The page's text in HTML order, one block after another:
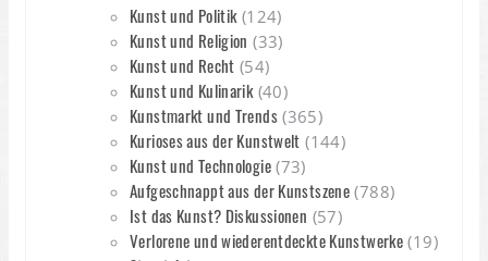
Kunst und Politik(124)
Kunst und Religion (33)
Kunst und Recht (54)
Kunst und Kulinarik(40)
Kunstmarkt und Trends(365)
Kurioses aus der Kunstwelt (144)
Kunst und Technologie(73)
Aufgeschnappt aus der Kunstszene (788)
Ist das Kunst? Diskussionen (57)
Verlorene und wiederentdeckte Kunstwerke (19)